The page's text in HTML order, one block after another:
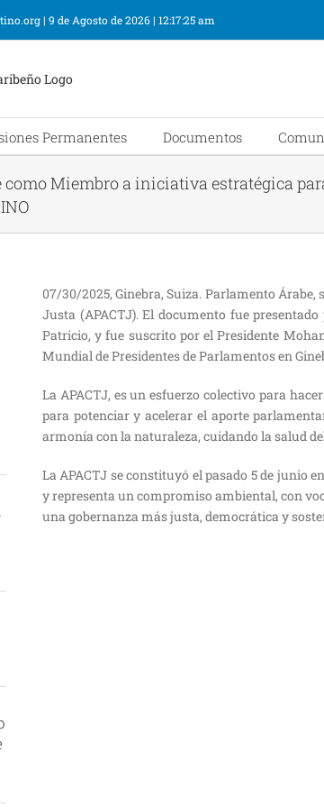
| 9 de Agosto de 2026| 12:17:25 am
Permanentes Documentos
como Miembro a iniciativa estratégica
07/30/2025, Ginebra, Suiza. Parlamento
Justa (APACTJ). El documento fue
Patricio, y fue suscrito por el Presidente
Mundial de Presidentes de Parlamentos en
La APACTJ, es un esfuerzo colectivo para
para potenciar y acelerar el aporte
armonía con la naturaleza, cuidando la salud
La APACTJ se constituyó el pasado 5 de junio
y representa un compromiso ambiental, con
una gobernanza más justa, democrática y